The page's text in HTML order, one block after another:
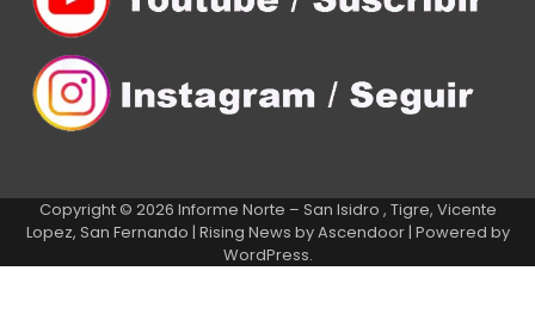
Copyright © 2026 Informe Norte – San Isidro , Tigre, Vicente
Lopez, San Fernando | Rising News byAscendoor| Powered by
WordPress.